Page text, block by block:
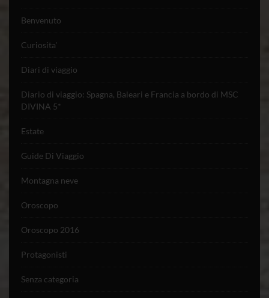
Benvenuto
Curiosita'
Diari di viaggio
Diario di viaggio: Spagna, Baleari e Francia a bordo di MSC
DIVINA 5*
Estate
Guide Di Viaggio
Montagna neve
Oroscopo
Oroscopo 2016
Protagonisti
Senza categoria